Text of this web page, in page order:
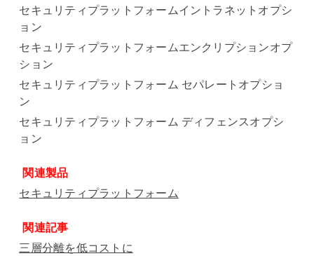
セキュリティプラットフォームイントラネットオプシ
ョン
セキュリティプラットフォームエンクリプションオプ
ション
セキュリティプラットフォーム セパレートオプショ
ン
セキュリティプラットフォーム ディフェンスオプシ
ョン
関連製品
セキュリティプラットフォーム
関連記事
三層分離を低コストに